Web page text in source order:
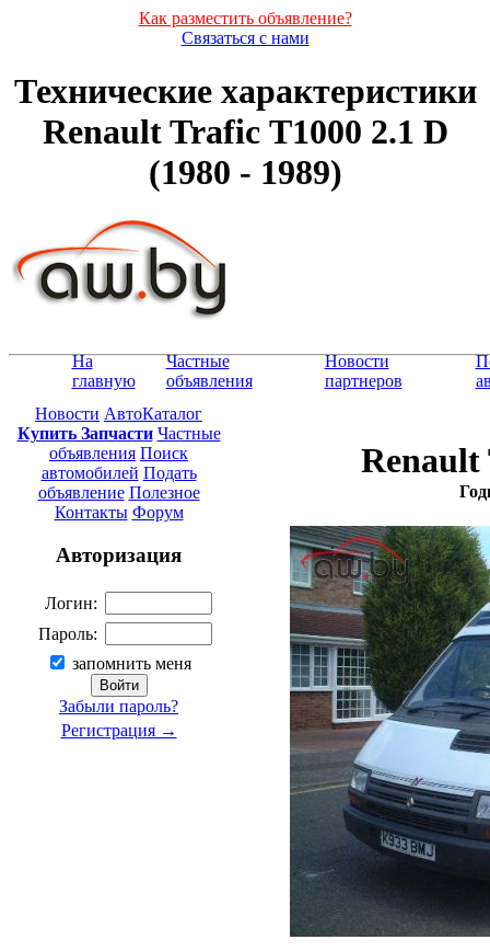
Как разместить объявление?
Связаться с нами
Технические характеристики
Renault Trafic Т1000 2.1 D
(1980 - 1989)
На
главную
Частные
объявления
Новости
партнеров
Новости АвтоКаталог
Купить Запчасти Частные
объявления Поиск
автомобилей Подать
объявление Полезное
Контакты Форум
Авторизация
Логин:
Пароль:
запомнить меня
Забыли пароль?
Регистрация →
Renault